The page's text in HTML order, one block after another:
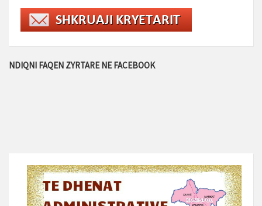
NDIQNI FAQEN ZYRTARE NE FACEBOOK